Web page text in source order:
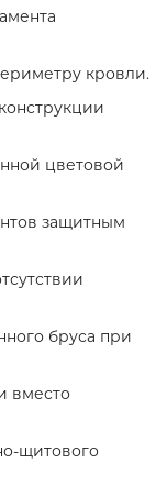
кровли.
цветовой
защитным
бруса при
вместо